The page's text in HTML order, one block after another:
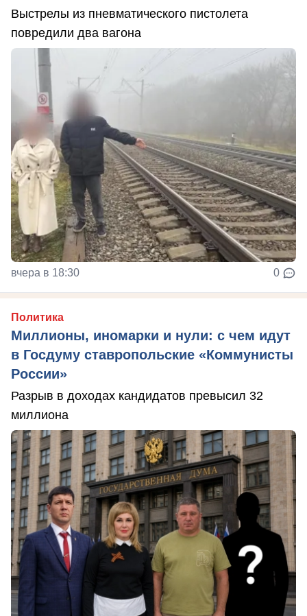
Выстрелы из пневматического пистолета
повредили два вагона
вчера в 18:30 0
Политика
Миллионы, иномарки и нули: с чем идут
в Госдуму ставропольские «Коммунисты
России»
Разрыв в доходах кандидатов превысил 32
миллиона